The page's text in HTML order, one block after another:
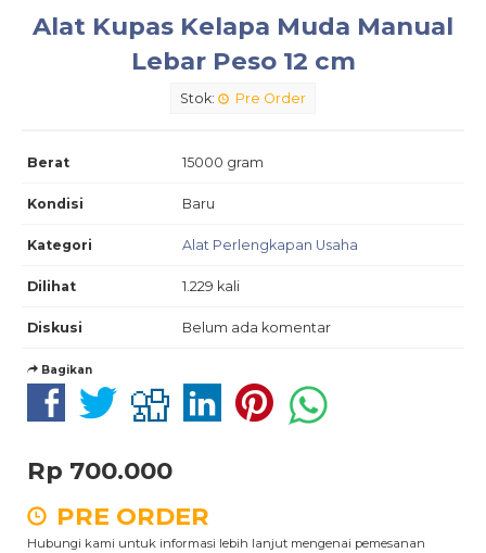
Alat Kupas Kelapa Muda Manual
Lebar Peso 12 cm
Stok: Pre Order
Berat 15000 gram
Kondisi Baru
Kategori Alat Perlengkapan Usaha
Dilihat 1.229 kali
Diskusi Belum ada komentar
Bagikan
Rp 700.000
PRE ORDER
Hubungi kami untuk informasi lebih lanjut mengenai pemesanan